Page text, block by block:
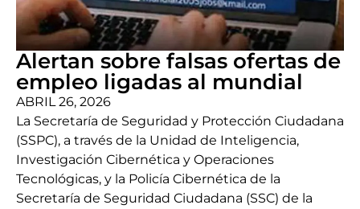
Alertan sobre falsas ofertas de
empleo ligadas al mundial
ABRIL 26, 2026
La Secretaría de Seguridad y Protección Ciudadana
(SSPC), a través de la Unidad de Inteligencia,
Investigación Cibernética y Operaciones
Tecnológicas, y la Policía Cibernética de la
Secretaría de Seguridad Ciudadana (SSC) de la